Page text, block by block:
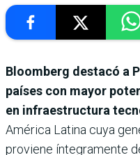
Bloomberg destacó a
países con mayor
en infraestructura
América Latina cuya
proviene íntegramente